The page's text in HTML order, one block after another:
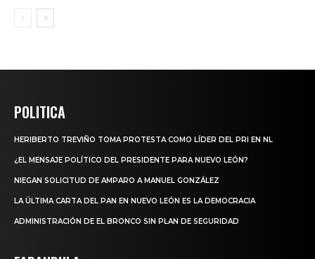
POLITICA
HERIBERTO TREVIÑO TOMA PROTESTA COMO LÍDER DEL PRI EN NL
¿EL MENSAJE POLÍTICO DEL PRESIDENTE PARA NUEVO LEÓN?
NIEGAN SOLICITUD DE AMPARO A MANUEL GONZÁLEZ
LA ÚLTIMA CARTA DEL PAN EN NUEVO LEÓN ES LA DEMOCRACIA
ADMINISTRACIÓN DE EL BRONCO SIN PLAN DE SEGURIDAD